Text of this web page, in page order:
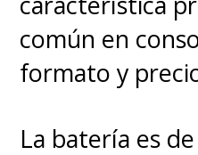
común en
formato y
La batería es de